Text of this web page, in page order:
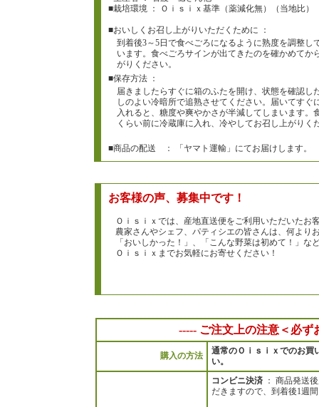
■栽培環境 ： Ｏｉｓｉｘ基準（薬減化無）（当地比）
■おいしくお召し上がりいただくために ：
到着後3～5日で食べごろになるように熟度を調整し
います。食べごろサインが出てきたのを確かめてか
がりください。
■保存方法 ：
届きましたらすぐに箱のふたを開け、状態を確認し
しのよい冷暗所で追熟させてください。届いてすぐ
入れると、糖度や爽やかさが半減してしまいます。
くらい前に冷蔵庫に入れ、冷やしてお召し上がりく
■商品の配送 ： 「ヤマト運輸」にてお届けします。
お客様の声、募集中です！
Ｏｉｓｉｘでは、産地直送便をご利用いただいたお
農家さんやシェフ、パティシエの皆さんは、何より
「おいしかった！」、「こんな野菜は初めて！」
Ｏｉｓｉｘまでお気軽にお寄せください！
----- ご注文上の注意＜必ず
購入の方法
通常のＯｉｓｉｘでのお買
い。
コンビニ決済： 商品発送
だきますので、到着後1週